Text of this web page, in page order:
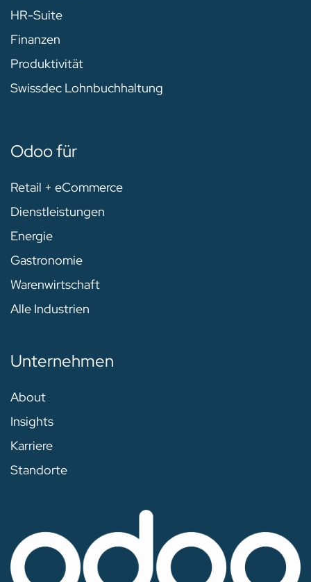
HR-Suite
Finanzen
Produktivität
Swissdec Lohnbuchhaltung
Odoo für
Retail + eCommerce
Dienstleistungen
Energie
Gastronomie
Warenwirtschaft
Alle Industrien
Unternehmen
About
Insights
Karriere
Standorte